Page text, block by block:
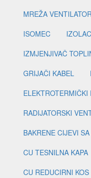
MREŽA
ISOMEC
IZMJENJIVAČ
GRIJAČI KABEL
ELEKTROTERMIČKI
RADIJATORSKI
BAKRENE CIJEVI
CU TESNILNA KAPA
CU REDUCIRNI KOS